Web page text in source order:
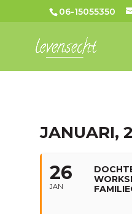
06-15055350
JANUARI,
26
JAN